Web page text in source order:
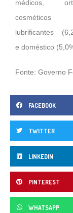
médicos,
lubrificantes
e doméstico
Fonte: Governo
FACEBOOK
TWITTER
LINKEDIN
PINTEREST
WHATSAPP